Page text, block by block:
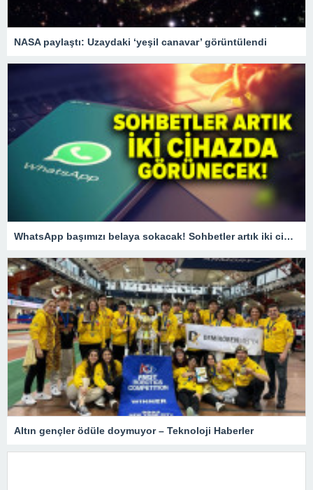
NASA paylaştı: Uzaydaki ‘yeşil canavar’ görüntülendi
WhatsApp başımızı belaya sokacak! Sohbetler artık iki cihazda görünecek!
Altın gençler ödüle doymuyor – Teknoloji Haberler